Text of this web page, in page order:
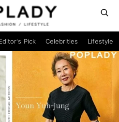
Pick Celebrities Lifestyle